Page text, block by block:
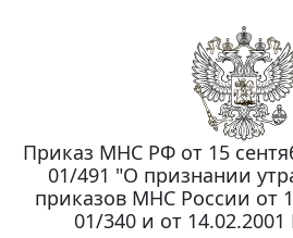
Приказ МНС РФ от 15
01/491 "О признании
приказов МНС России от
01/340 и от 14.02.2001